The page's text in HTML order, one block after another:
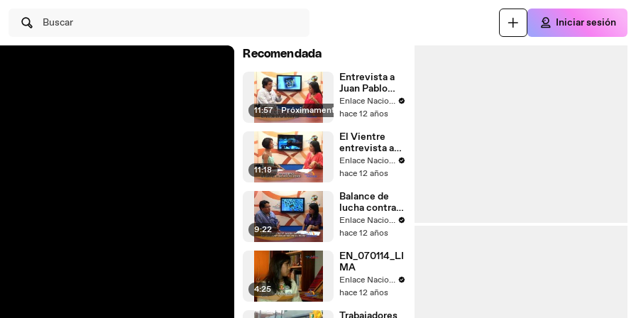
Buscar Iniciar sesión
Recomendada
11:57 | Próximamente
Entrevista a
Juan Pablo
Saaverda
FEDEPAZ
Enlace Nacional
hace 12 años
11:18
El Vientre
entrevista a
Mayella
Lloclla
Enlace Nacional
hace 12 años
9:22
Balance de
lucha contra
el
narcotrafico
Enlace Nacional
hace 12 años
4:25
EN_070114_LI
MA
Enlace Nacional
hace 12 años